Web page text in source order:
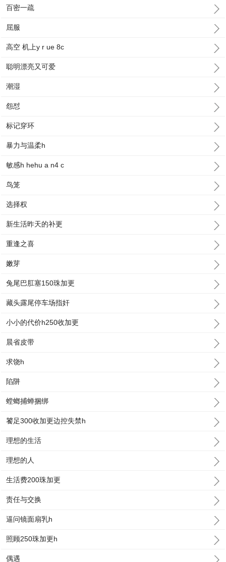
百密一疏
屈服
高空 机上y r ue 8c
聪明漂亮又可爱
潮湿
怨怼
标记穿环
暴力与温柔h
敏感h hehu a n4 c
鸟笼
选择权
新生活昨天的补更
重逢之喜
嫩芽
兔尾巴肛塞150珠加更
藏头露尾停车场指奸
小小的代价h250收加更
晨省皮带
求饶h
陷阱
螳螂捕蝉捆绑
饕足300收加更边控失禁h
理想的生活
理想的人
生活费200珠加更
责任与交换
逼问镜面扇乳h
照顾250珠加更h
偶遇